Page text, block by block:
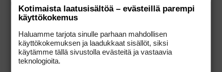
Kotimaista laatusisältöä – evästeillä parempi
käyttökokemus
Haluamme tarjota sinulle parhaan mahdollisen
käyttökokemuksen ja laadukkaat sisällöt, siksi
käytämme tällä sivustolla evästeitä ja vastaavia
teknologioita.